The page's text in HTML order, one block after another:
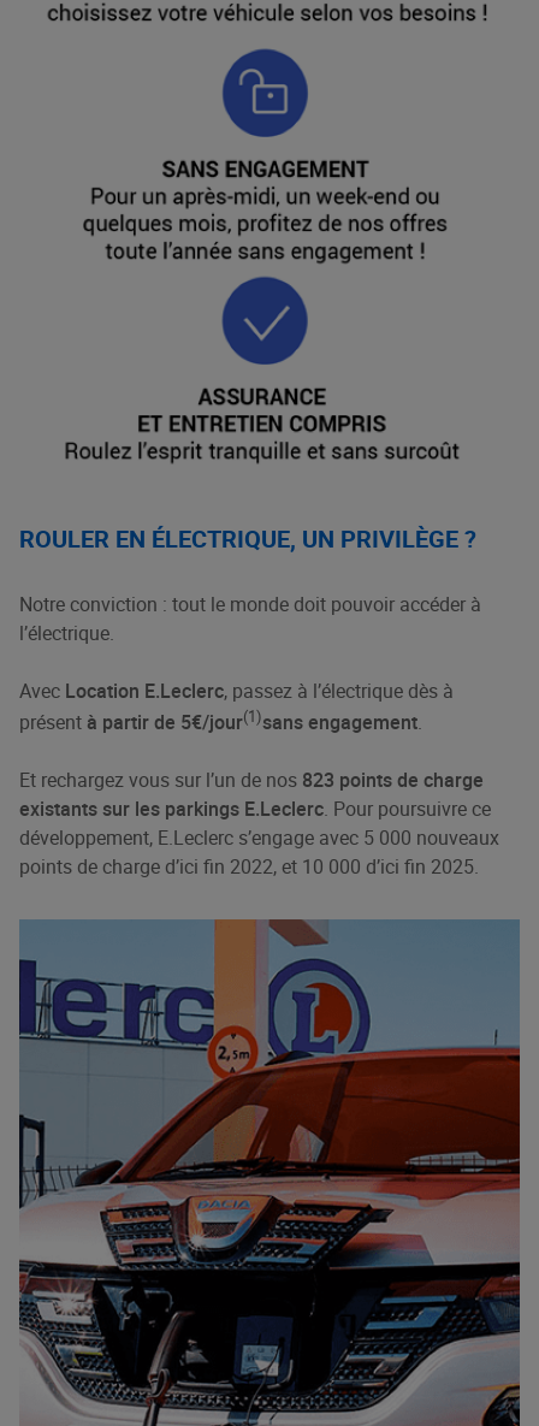
ROULER EN ÉLECTRIQUE, UN PRIVILÈGE ?
Notre conviction : tout le monde doit pouvoir accéder à
l’électrique.
Avec Location E.Leclerc, passez à l’électrique dès à
présent à partir de 5€/jour(1)sans engagement.
Et rechargez vous sur l’un de nos 823 points de charge
existants sur les parkings E.Leclerc. Pour poursuivre ce
développement, E.Leclerc s’engage avec 5 000 nouveaux
points de charge d’ici fin 2022, et 10 000 d’ici fin 2025.